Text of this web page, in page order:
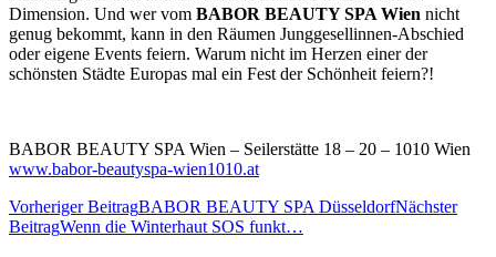
Dimension. Und wer vom BABOR BEAUTY SPA Wien nicht
genug bekommt, kann in den Räumen Junggesellinnen-Abschied
oder eigene Events feiern. Warum nicht im Herzen einer der
schönsten Städte Europas mal ein Fest der Schönheit feiern?!
BABOR BEAUTY SPA Wien – Seilerstätte 18 – 20 – 1010 Wien
www.babor-beautyspa-wien1010.at
Beitragsnavigation
Vorheriger BeitragBABOR BEAUTY SPA DüsseldorfNächster
BeitragWenn die Winterhaut SOS funkt…